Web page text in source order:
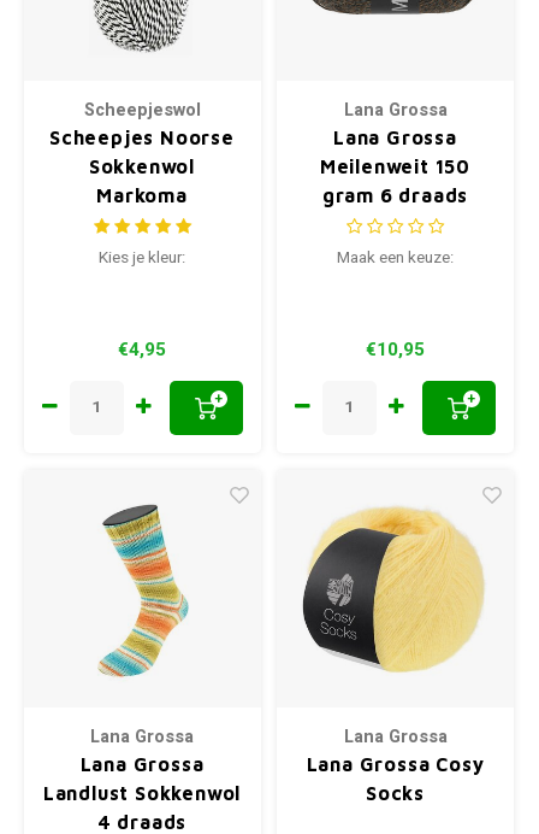
Scheepjeswol
Scheepjes Noorse
Sokkenwol
Markoma
Kies je kleur:
€4,95
+
Lana Grossa
Lana Grossa
Meilenweit 150
gram 6 draads
Tweed
Maak een keuze:
€10,95
+
Lana Grossa
Lana Grossa
Landlust Sokkenwol
4 draads
Lana Grossa
Lana Grossa Cosy
Socks